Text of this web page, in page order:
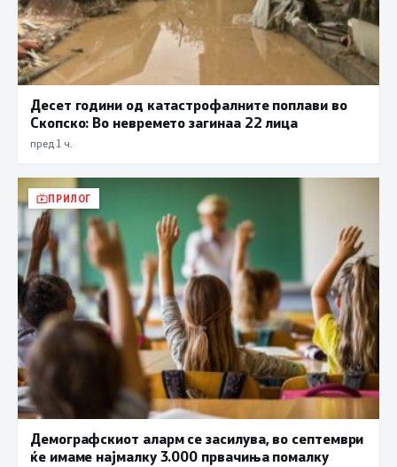
Десет години од катастрофалните поплави во
Скопско: Во невремето загинаа 22 лица
пред 1 ч.
ПРИЛОГ
Демографскиот аларм се засилува, во септември
ќе имаме најмалку 3.000 првачиња помалку